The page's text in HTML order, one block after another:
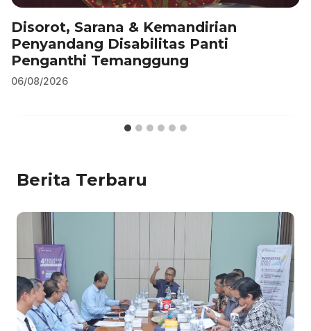
Disorot, Sarana & Kemandirian
Penyandang Disabilitas Panti
Penganthi Temanggung
06/08/2026
Berita Terbaru